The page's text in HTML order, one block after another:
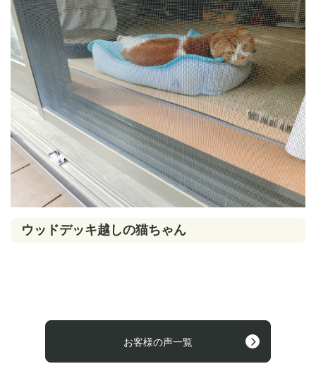
ウッドデッキ越しの猫ちゃん
お客様の声一覧